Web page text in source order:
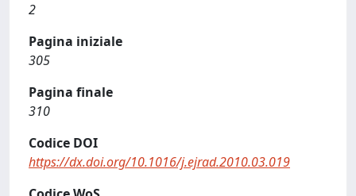
2
Pagina iniziale
305
Pagina finale
310
Codice DOI
https://dx.doi.org/10.1016/j.ejrad.2010.03.019